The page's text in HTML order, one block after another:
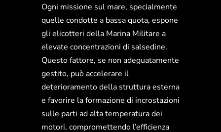
Ogni missione sul mare, specialmente
quelle condotte a bassa quota, espone
gli elicotteri della Marina Militare a
elevate concentrazioni di salsedine.
Questo fattore, se non adeguatamente
gestito, può accelerare il
deterioramento della struttura esterna
e favorire la formazione di incrostazioni
sulle parti ad alta temperatura dei
motori, compromettendo l’efficienza